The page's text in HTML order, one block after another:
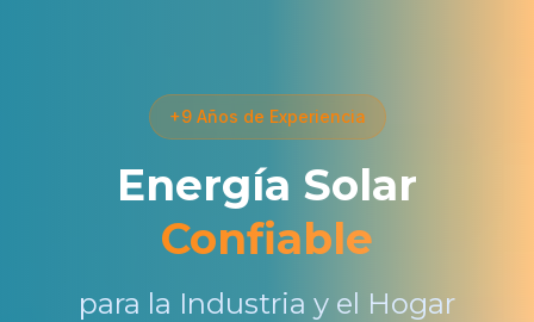
+9 Años de Experiencia
Energía Solar
Confiable
para la Industria y el Hogar